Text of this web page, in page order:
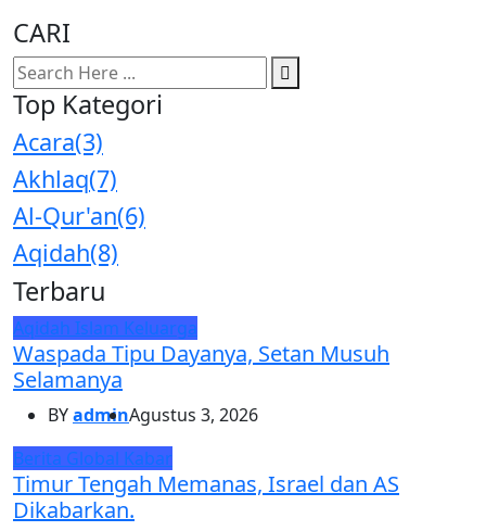
CARI
Top Kategori
Acara(3)
Akhlaq(7)
Al-Qur'an(6)
Aqidah(8)
Terbaru
Aqidah Islam Keluarga
Waspada Tipu Dayanya, Setan Musuh
Selamanya
BYadminAgustus 3, 2026
Berita Global Kabar
Timur Tengah Memanas, Israel dan AS
Dikabarkan.